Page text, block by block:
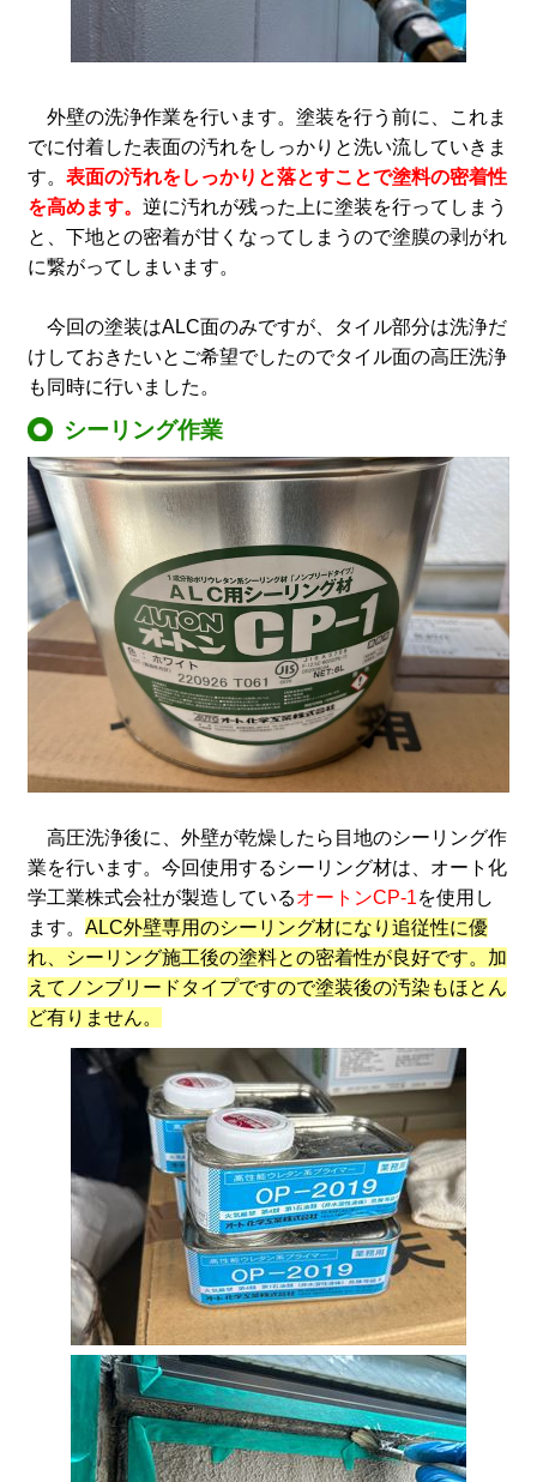
外壁の洗浄作業を行います。塗装を行う前に、これま
でに付着した表面の汚れをしっかりと洗い流していきま
す。 表面の汚れをしっかりと落とすことで塗料の密着性
を高めます。 逆に汚れが残った上に塗装を行ってしまう
と、下地との密着が甘くなってしまうので塗膜の剥がれ
に繋がってしまいます。
今回の塗装はALC面のみですが、タイル部分は洗浄だ
けしておきたいとご希望でしたのでタイル面の高圧洗浄
も同時に行いました。
シーリング作業
高圧洗浄後に、外壁が乾燥したら目地のシーリング作
業を行います。今回使用するシーリング材は、オート化
学工業株式会社が製造しているオートンCP-1を使用し
ます。 ALC外壁専用のシーリング材になり追従性に優
れ、シーリング施工後の塗料との密着性が良好です。加
えてノンブリードタイプですので塗装後の汚染もほとん
ど有りません。